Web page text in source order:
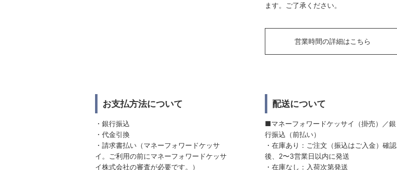
ます。ご了承ください。
営業時間の詳細はこちら
お支払方法について
・銀行振込
・代金引換
・請求書払い（マネーフォワードケッサ
イ。ご利用の前にマネーフォワードケッサ
イ株式会社の審査が必要です。）
配送について
■マネーフォワードケッサイ（掛売）／銀
行振込（前払い）
・在庫あり：ご注文（振込はご入金）確認
後、2〜3営業日以内に発送
・在庫なし：入荷次第発送